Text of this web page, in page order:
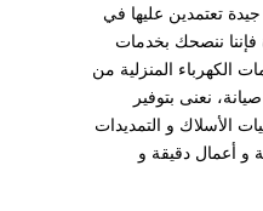
تعتمدين عليها في
فإننا ننصحك بخدمات
الكهرباء المنزلية من
نعنى بتوفير
الأسلاك و التمديدات
و أعمال دقيقة و